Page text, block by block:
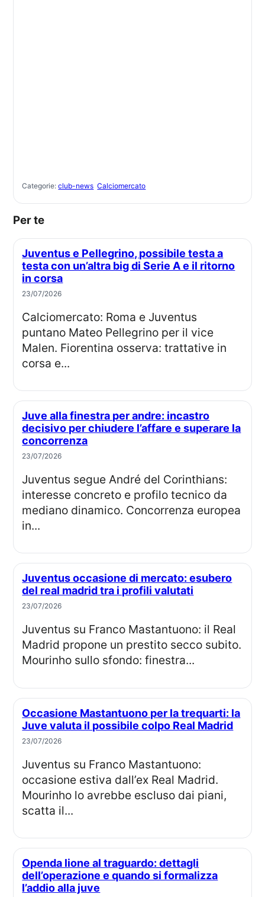
Categorie:club-news Calciomercato
Per te
Juventus e Pellegrino, possibile testa a
testa con un’altra big di Serie A e il ritorno
in corsa
23/07/2026
Calciomercato: Roma e Juventus
puntano Mateo Pellegrino per il vice
Malen. Fiorentina osserva: trattative in
corsa e...
Juve alla finestra per andre: incastro
decisivo per chiudere l’affare e superare la
concorrenza
23/07/2026
Juventus segue André del Corinthians:
interesse concreto e profilo tecnico da
mediano dinamico. Concorrenza europea
in...
Juventus occasione di mercato: esubero
del real madrid tra i profili valutati
23/07/2026
Juventus su Franco Mastantuono: il Real
Madrid propone un prestito secco subito.
Mourinho sullo sfondo: finestra...
Occasione Mastantuono per la trequarti: la
Juve valuta il possibile colpo Real Madrid
23/07/2026
Juventus su Franco Mastantuono:
occasione estiva dall’ex Real Madrid.
Mourinho lo avrebbe escluso dai piani,
scatta il...
Openda lione al traguardo: dettagli
dell’operazione e quando si formalizza
l’addio alla juve